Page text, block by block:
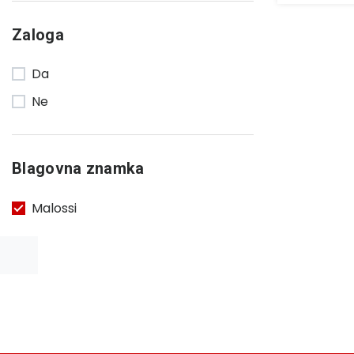
Zaloga
Da
Ne
Blagovna znamka
Malossi